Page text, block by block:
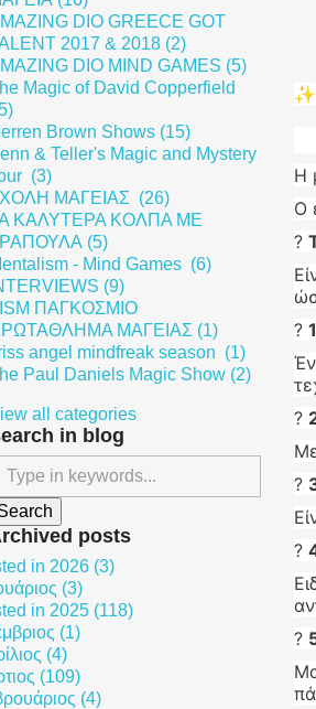
DIO GREECE GOT
2017 & 2018 (2)
DIO MIND GAMES (5)
Magic of David Copperfield
Brown Shows (15)
& Teller's Magic and Mystery
(3)
ΜΑΓΕΙΑΣ (26)
ΚΑΛΥΤΕΡΑ ΚΟΛΠΑ ΜΕ
(5)
- Mind Games (6)
(9)
ΠΑΓΚΟΣΜΙΟ
ΜΑΓΕΙΑΣ (1)
angel mindfreak season (1)
Paul Daniels Magic Show (2)
all categories
in blog
posts
in 2026 (3)
(3)
in 2025 (118)
(1)
(4)
(109)
(4)
✨
Η
Ο
?
?
?
?
?
?